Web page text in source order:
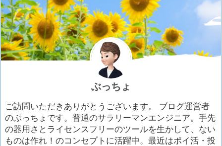
ぶっちょ
ご訪問いただきありがとうございます。 ブログ運営者
のぶっちょです。普通のサラリーマンエンジニア。手先
の器用さとライセンスフリーのツールを生かして、ない
ものは作れ！のコンセプトに活躍中。最近はポイ活・投